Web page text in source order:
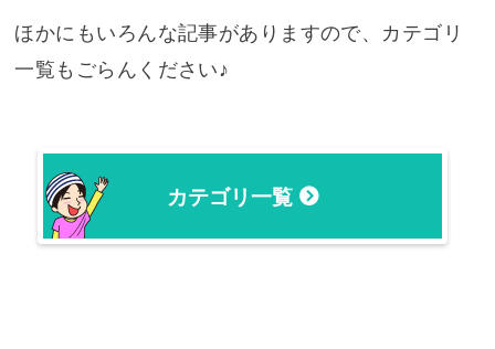
ほかにもいろんな記事がありますので、カテゴリ
一覧もごらんください♪
カテゴリ一覧